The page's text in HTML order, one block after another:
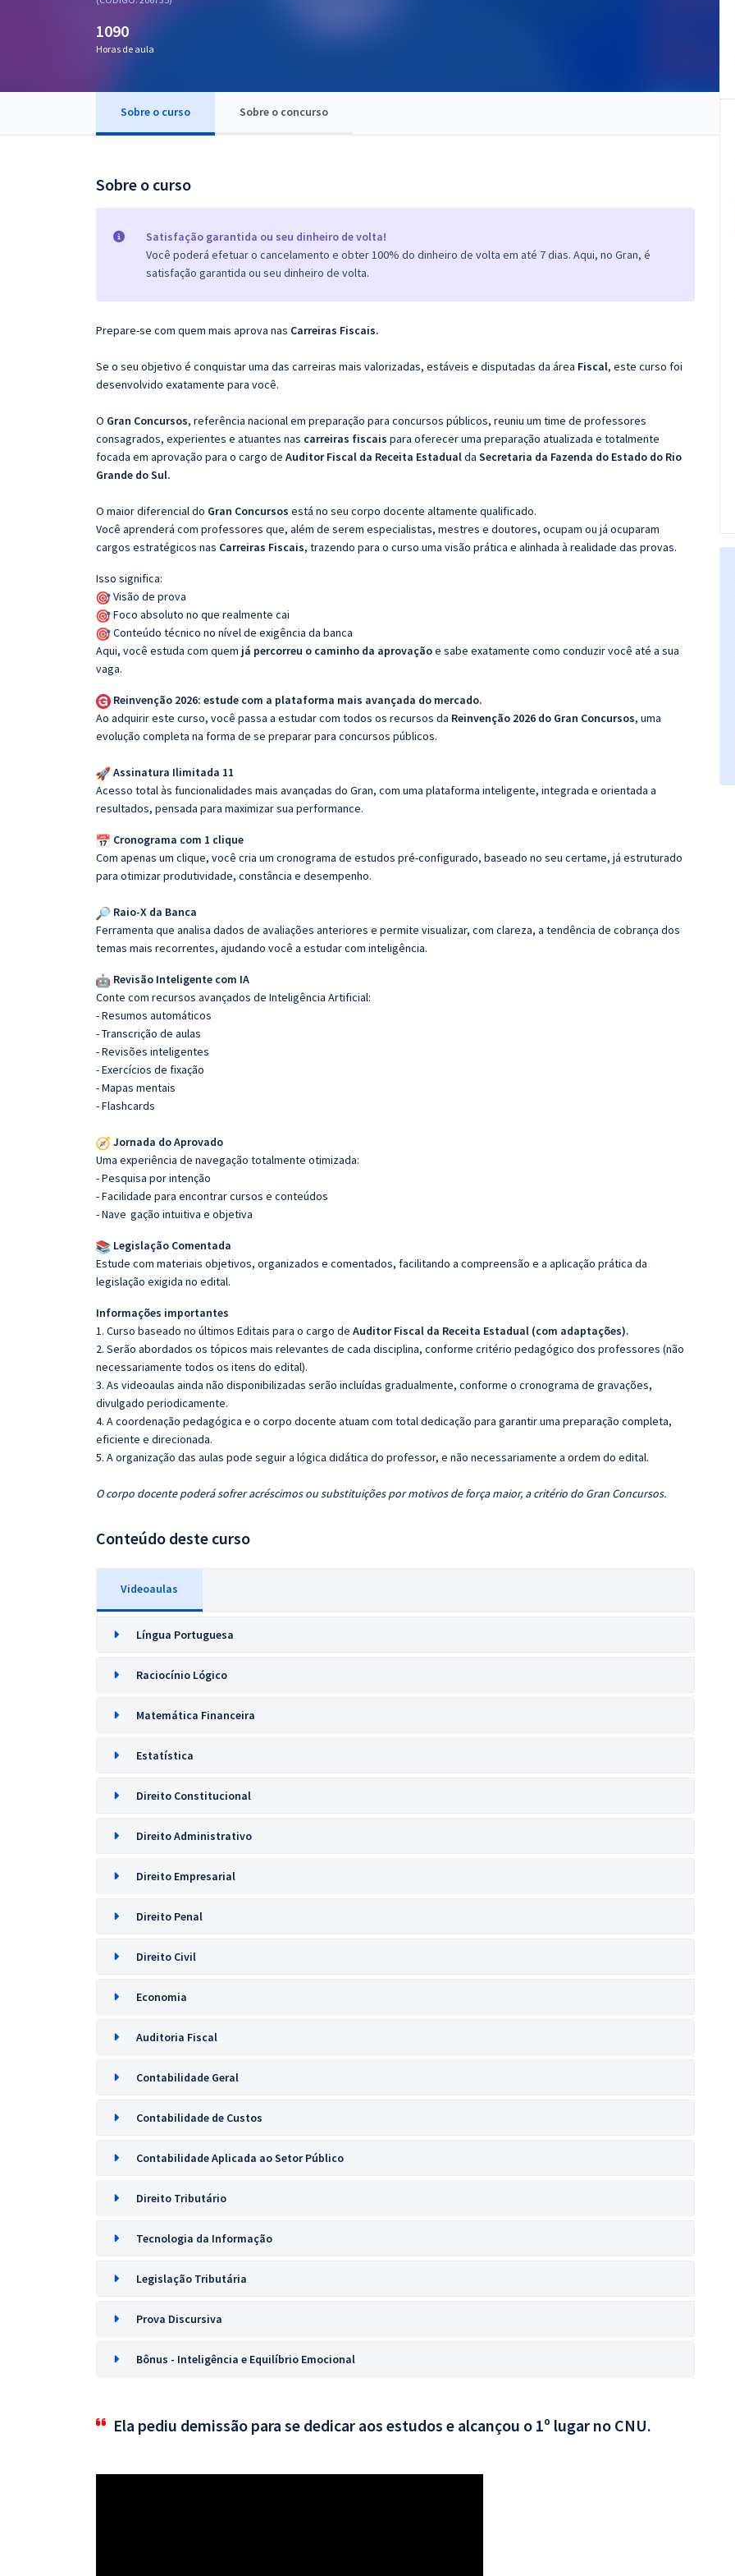
OAB
1090
Horas de aula
Sobre o curso Sobre o concurso
Sobre o curso
Satisfação garantida ou seu dinheiro de volta!
Você poderá efetuar o cancelamento e obter 100% do dinheiro de volta em até 7 dias. Aqui, no Gran, é
satisfação garantida ou seu dinheiro de volta.
Prepare-se com quem mais aprova nas Carreiras Fiscais.
Se o seu objetivo é conquistar uma das carreiras mais valorizadas, estáveis e disputadas da área Fiscal, este curso foi
desenvolvido exatamente para você.
O Gran Concursos, referência nacional em preparação para concursos públicos, reuniu um time de professores
consagrados, experientes e atuantes nas carreiras fiscais para oferecer uma preparação atualizada e totalmente
focada em aprovação para o cargo de Auditor Fiscal da Receita Estadualda Secretaria da Fazenda do Estado do Rio
Grande do Sul.
O maior diferencial do Gran Concursos está no seu corpo docente altamente qualificado.
Você aprenderá com professores que, além de serem especialistas, mestres e doutores, ocupam ou já ocuparam
cargos estratégicos nas Carreiras Fiscais, trazendo para o curso uma visão prática e alinhada à realidade das provas.
Isso significa:
Visão de prova
Foco absoluto no que realmente cai
Conteúdo técnico no nível de exigência da banca
Aqui, você estuda com quem já percorreu o caminho da aprovaçãoe sabe exatamente como conduzir você até a sua
vaga.
Reinvenção 2026: estude com a plataforma mais avançada do mercado.
Ao adquirir este curso, você passa a estudar com todos os recursos da Reinvenção 2026 do Gran Concursos, uma
evolução completa na forma de se preparar para concursos públicos.
Assinatura Ilimitada 11
Acesso total às funcionalidades mais avançadas do Gran, com uma plataforma inteligente, integrada e orientada a
resultados, pensada para maximizar sua performance.
Cronograma com 1 clique
Com apenas um clique, você cria um cronograma de estudos pré-configurado, baseado no seu certame, já estruturado
para otimizar produtividade, constância e desempenho.
Raio-X da Banca
Ferramenta que analisa dados de avaliações anteriores e permite visualizar, com clareza, a tendência de cobrança dos
temas mais recorrentes, ajudando você a estudar com inteligência.
Revisão Inteligente com IA
Conte com recursos avançados de Inteligência Artificial:
- Resumos automáticos
- Transcrição de aulas
- Revisões inteligentes
- Exercícios de fixação
- Mapas mentais
- Flashcards
Jornada do Aprovado
Uma experiência de navegação totalmente otimizada:
- Pesquisa por intenção
- Facilidade para encontrar cursos e conteúdos
- Nave gação intuitiva e objetiva
Legislação Comentada
Estude com materiais objetivos, organizados e comentados, facilitando a compreensão e a aplicação prática da
legislação exigida no edital.
Informações importantes
1. Curso baseado no últimos Editais para o cargo de Auditor Fiscal da Receita Estadual (com adaptações).
2. Serão abordados os tópicos mais relevantes de cada disciplina, conforme critério pedagógico dos professores (não
necessariamente todos os itens do edital).
3. As videoaulas ainda não disponibilizadas serão incluídas gradualmente, conforme o cronograma de gravações,
divulgado periodicamente.
4. A coordenação pedagógica e o corpo docente atuam com total dedicação para garantir uma preparação completa,
eficiente e direcionada.
5. A organização das aulas pode seguir a lógica didática do professor, e não necessariamente a ordem do edital.
O corpo docente poderá sofrer acréscimos ou substituições por motivos de força maior, a critério do Gran Concursos.
Conteúdo deste curso
Videoaulas
Língua Portuguesa
Raciocínio Lógico
Matemática Financeira
Estatística
Direito Constitucional
Direito Administrativo
Direito Empresarial
Direito Penal
Direito Civil
Economia
Auditoria Fiscal
Contabilidade Geral
Contabilidade de Custos
Contabilidade Aplicada ao Setor Público
Direito Tributário
Tecnologia da Informação
Legislação Tributária
Prova Discursiva
Bônus - Inteligência e Equilíbrio Emocional
Ela pediu demissão para se dedicar aos estudos e alcançou o 1º lugar no CNU.